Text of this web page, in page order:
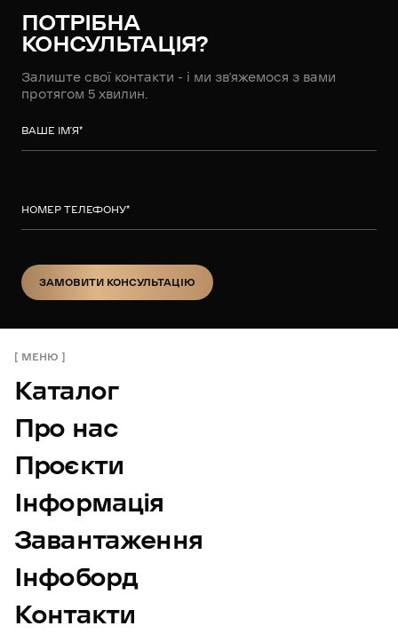
ПОТРІБНА
КОНСУЛЬТАЦІЯ?
Залиште свої контакти - і ми зв’яжемося з вами
протягом 5 хвилин.
ВАШЕ ІМ’Я*
НОМЕР ТЕЛЕФОНУ*
ЗАМОВИТИ КОНСУЛЬТАЦІЮ
МЕНЮ
Каталог
Про нас
Проєкти
Інформація
Завантаження
Інфоборд
Контакти